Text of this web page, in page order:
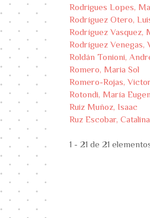
Rodrigues Lopes,
Rodríguez Otero,
Rodríguez Vasquez,
Rodríguez Venegas,
Roldán Tonioni,
Romero, Maria Sol
Romero-Rojas,
Rotondi, María
Ruiz Muñoz, Isaac
Ruz Escobar, Catalina
1 - 21 de 21